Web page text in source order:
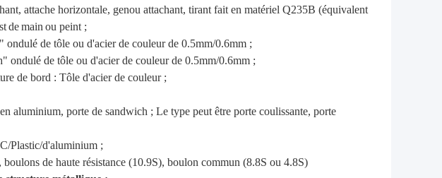
attache horizontale, genou attachant, tirant fait en matériel Q235B (équivalent
demain ou peint ;
de tôle ou d'acier de couleur de 0.5mm/0.6mm ;
ondulé de tôle ou d'acier de couleur de 0.5mm/0.6mm ;
de bord : Tôle d'acier de couleur ;
aluminium, porte de sandwich ; Le type peut être porte coulissante, porte
Plastic/d'aluminium ;
de haute résistance (10.9S), boulon commun (8.8S ou 4.8S)